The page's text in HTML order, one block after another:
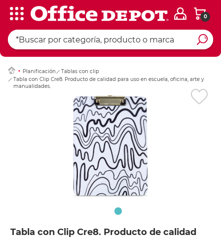
0
Planificación
Tablas con clip
Tabla con Clip Cre8. Producto de calidad para uso en escuela, oficina, arte y
manualidades.
Tabla con Clip Cre8. Producto de calidad
Ingresar Codigo